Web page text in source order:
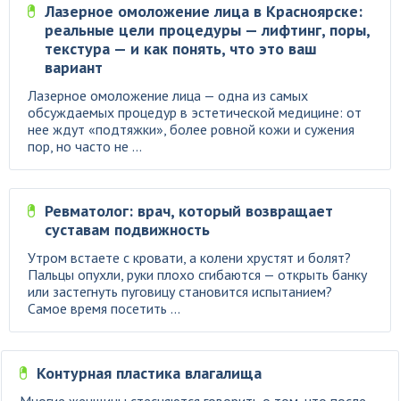
Лазерное омоложение лица в Красноярске:
реальные цели процедуры — лифтинг, поры,
текстура — и как понять, что это ваш
вариант
Лазерное омоложение лица — одна из самых
обсуждаемых процедур в эстетической медицине: от
нее ждут «подтяжки», более ровной кожи и сужения
пор, но часто не ...
Ревматолог: врач, который возвращает
суставам подвижность
Утром встаете с кровати, а колени хрустят и болят?
Пальцы опухли, руки плохо сгибаются — открыть банку
или застегнуть пуговицу становится испытанием?
Самое время посетить ...
Контурная пластика влагалища